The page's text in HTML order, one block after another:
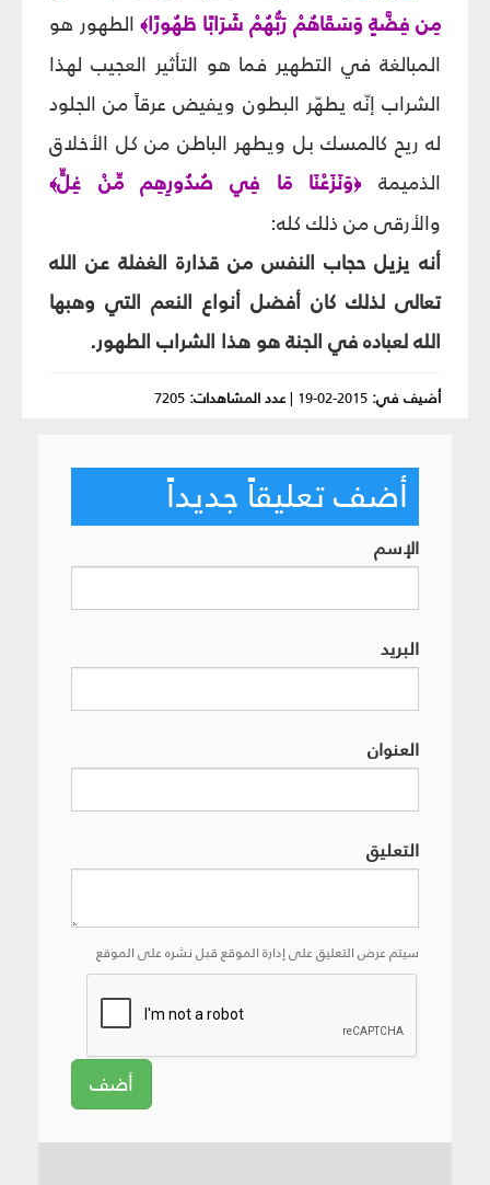
مِن فِضَّةٍ وَسَقَاهُمْ رَبُّهُمْ شَرَابًا طَهُورًا﴾الطهور هو
المبالغة في التطهير فما هو التأثير العجيب لهذا
الشراب إنّه يطهّر البطون ويفيض عرقاً من الجلود
له ريح كالمسك بل ويطهر الباطن من كل الأخلاق
الذميمة﴿وَنَزَعْنَا مَا فِي صُدُورِهِم مِّنْ غِلٍّ﴾
والأرقى من ذلك كله:
أنه يزيل حجاب النفس من قذارة الغفلة عن الله
تعالى لذلك كان أفضل أنواع النعم التي وهبها
الله لعباده في الجنة هو هذا الشراب الطهور.
أضيف في: 2015-02-19
|عدد المشاهدات: 7205
أضف تعليقاً جديداً
الإسم
البريد
العنوان
التعليق
سيتم عرض التعليق على إدارة الموقع قبل نشره على الموقع
أضف